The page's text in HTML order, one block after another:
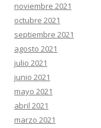
noviembre 2021
octubre 2021
septiembre 2021
agosto 2021
julio 2021
junio 2021
mayo 2021
abril 2021
marzo 2021